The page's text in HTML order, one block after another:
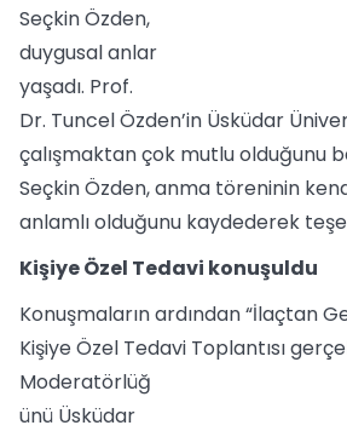
Seçkin Özden,
duygusal anlar
yaşadı. Prof.
Dr. Tuncel Özden’in Üsküdar
çalışmaktan çok mutlu olduğunu
Seçkin Özden, anma töreninin
anlamlı olduğunu kaydederek
Kişiye Özel Tedavi konuşuldu
Konuşmaların ardından “İlaçtan
Kişiye Özel Tedavi Toplantısı
Moderatörlüğ
ünü Üsküdar